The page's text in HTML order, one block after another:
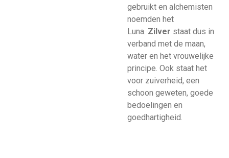
gebruikt en alchemisten
noemden het
Luna. Zilver staat dus in
verband met de maan,
water en het vrouwelijke
principe. Ook staat het
voor zuiverheid, een
schoon geweten, goede
bedoelingen en
goedhartigheid.